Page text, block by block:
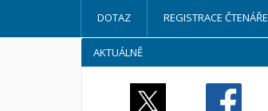
DOTAZ REGISTRACE ČTENÁŘE
AKTUÁLNĚ